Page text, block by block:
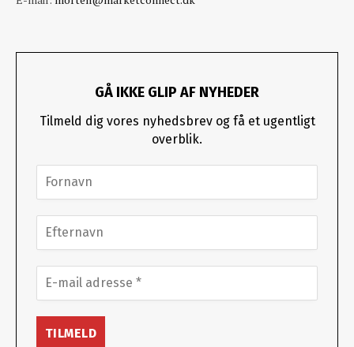
GÅ IKKE GLIP AF NYHEDER
Tilmeld dig vores nyhedsbrev og få et ugentligt
overblik.